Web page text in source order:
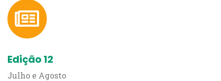
Edição 12
Julho e Agosto